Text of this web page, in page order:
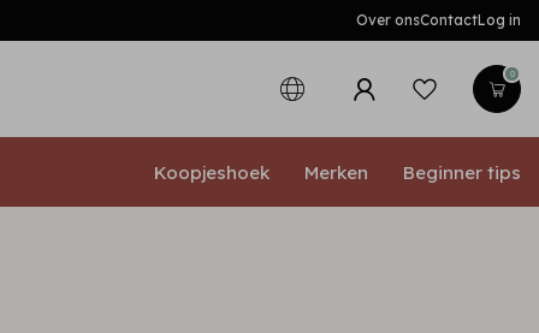
Over onsContactLog in
0
Koopjeshoek Merken Beginner tips